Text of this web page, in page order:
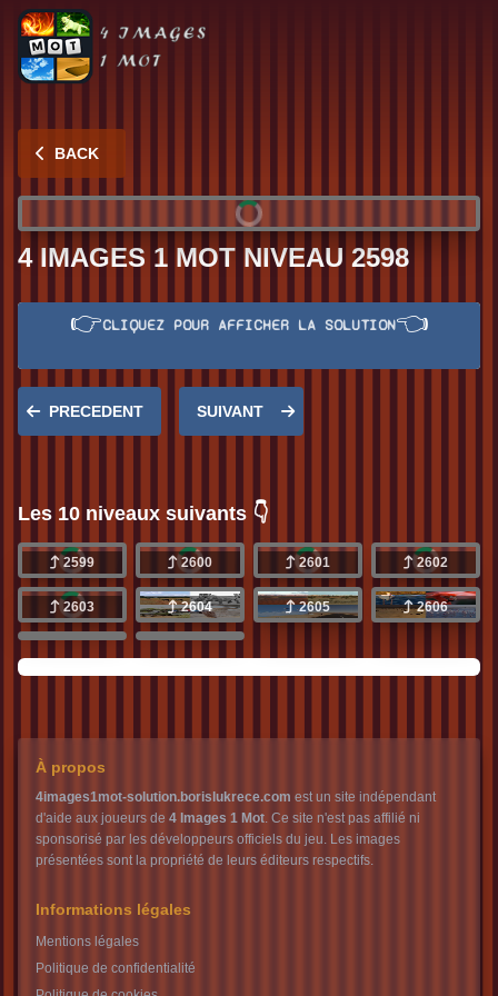
BACK
4 IMAGES 1 MOT NIVEAU 2598
Réponse:OREILLE
👉CLIQUEZ POUR AFFICHER LA SOLUTION👈
PRECEDENT SUIVANT
Les 10 niveaux suivants 👇
2599 2600 2601 2602
2603 2604 2605
2606
2607
2608
À propos
4images1mot-solution.borislukrece.com est un site indépendant
d'aide aux joueurs de 4 Images 1 Mot. Ce site n'est pas affilié ni
sponsorisé par les développeurs officiels du jeu. Les images
présentées sont la propriété de leurs éditeurs respectifs.
Informations légales
Mentions légales
Politique de confidentialité